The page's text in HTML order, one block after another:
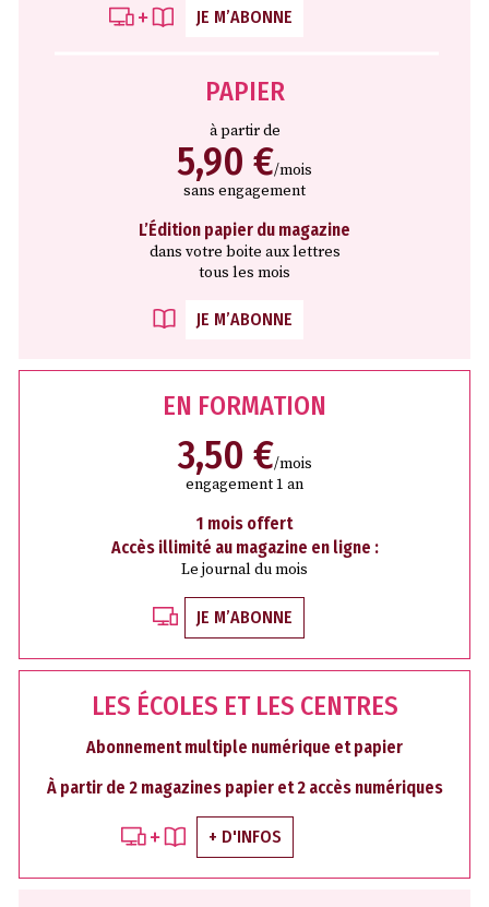
JE M’ABONNE
PAPIER
à partir de
5,90 €/mois
sans engagement
L’Édition papier du magazine
dans votre boite aux lettres
tous les mois
JE M’ABONNE
EN FORMATION
3,50 €/mois
engagement 1 an
1 mois offert
Accès illimité au magazine en ligne :
Le journal du mois
JE M’ABONNE
LES ÉCOLES ET LES CENTRES
Abonnement multiple numérique et papier
À partir de 2 magazines papier et 2 accès numériques
+ D'INFOS